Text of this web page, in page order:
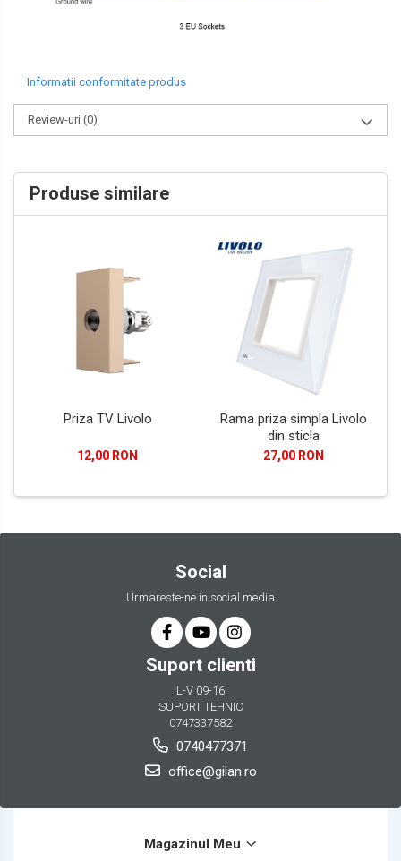
Informatii conformitate produs
Review-uri (0)
Produse similare
Priza TV Livolo
12,00 RON
Rama priza simpla Livolo
din sticla
27,00 RON
Social
Urmareste-ne in social media
Suport clienti
L-V 09-16
SUPORT TEHNIC
0747337582
0740477371
office@gilan.ro
Magazinul Meu